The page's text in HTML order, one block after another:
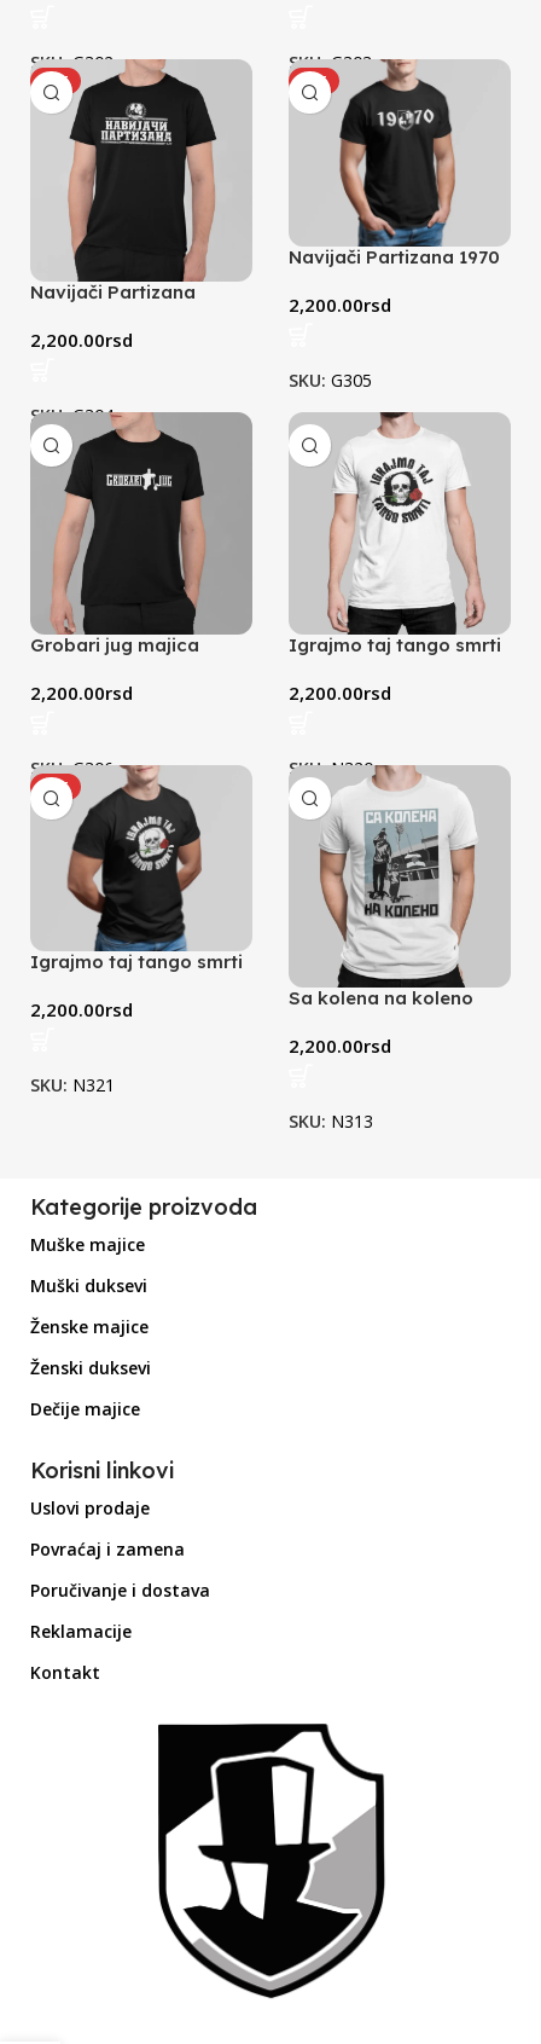
SKU:G302 SKU:G303
HOT
Navijači Partizana
2,200.00rsd
SKU:G304
HOT
Navijači Partizana 1970
2,200.00rsd
SKU: G305
Grobari jug majica
2,200.00rsd
SKU:G306
Igrajmo taj tango smrti
2,200.00rsd
SKU:N320
HOT
Igrajmo taj tango smrti
2,200.00rsd
SKU: N321
Sa kolena na koleno
2,200.00rsd
SKU: N313
Kategorije proizvoda
Muške majice
Muški duksevi
Ženske majice
Ženski duksevi
Dečije majice
Korisni linkovi
Uslovi prodaje
Povraćaj i zamena
Poručivanje i dostava
Reklamacije
Kontakt